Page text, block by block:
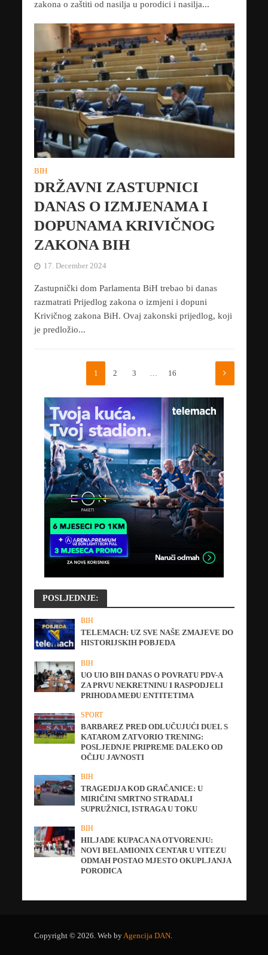
zakona o zaštiti od nasilja u porodici i nasilja...
BIH
DRŽAVNI ZASTUPNICI
DANAS O IZMJENAMA I
DOPUNAMA KRIVIČNOG
ZAKONA BIH
17. December 2024
Zastupnički dom Parlamenta BiH trebao bi danas
razmatrati Prijedlog zakona o izmjeni i dopuni
Krivičnog zakona BiH. Ovaj zakonski prijedlog, koji
je predložio...
1 2 3 16
POSLJEDNJE:
BIH
TELEMACH: UZ SVE NAŠE ZMAJEVE DO
HISTORIJSKIH POBJEDA
BIH
UO UIO BIH DANAS O POVRATU PDV-A
ZA PRVU NEKRETNINU I RASPODJELI
PRIHODA MEĐU ENTITETIMA
SPORT
BARBAREZ PRED ODLUČUJUĆI DUEL S
KATAROM ZATVORIO TRENING:
POSLJEDNJE PRIPREME DALEKO OD
OČIJU JAVNOSTI
BIH
TRAGEDIJA KOD GRAČANICE: U
MIRIČINI SMRTNO STRADALI
SUPRUŽNICI, ISTRAGA U TOKU
BIH
HILJADE KUPACA NA OTVORENJU:
NOVI BELAMIONIX CENTAR U VITEZU
ODMAH POSTAO MJESTO OKUPLJANJA
PORODICA
Copyright © 2026. Web byAgencija DAN.